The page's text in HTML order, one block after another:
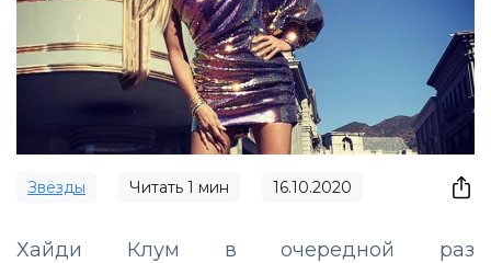
Звёзды Читать 1 мин 16.10.2020
Хайди Клум в очередной раз